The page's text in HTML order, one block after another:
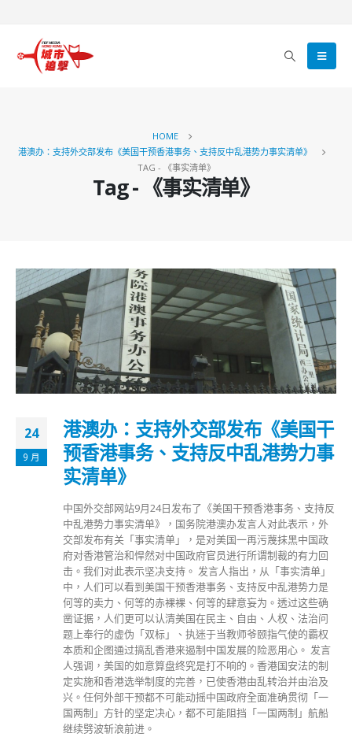
HOME
港澳办：支持外交部发布《美国干预香港事务、支持反中乱港势力事实清单》
TAG -
《事实清单》
Tag - 《事实清单》
24
9 月
港澳办：支持外交部发布《美国干
预香港事务、支持反中乱港势力事
实清单》
中国外交部网站9月24日发布了《美国干预香港事务、支持反
中乱港势力事实清单》，国务院港澳办发言人对此表示，外
交部发布有关「事实清单」，是对美国一再污蔑抹黑中国政
府对香港管治和悍然对中国政府官员进行所谓制裁的有力回
击。我们对此表示坚决支持。 发言人指出，从「事实清单」
中，人们可以看到美国干预香港事务、支持反中乱港势力是
何等的卖力、何等的赤裸裸、何等的肆意妄为。透过这些确
凿证据，人们更可以认清美国在民主、自由、人权、法治问
题上奉行的虚伪「双标」、执迷于当教师爷颐指气使的霸权
本质和企图通过搞乱香港来遏制中国发展的险恶用心。 发言
人强调，美国的如意算盘终究是打不响的。香港国安法的制
定实施和香港选举制度的完善，已使香港由乱转治并由治及
兴。任何外部干预都不可能动摇中国政府全面准确贯彻「一
国两制」方针的坚定决心，都不可能阻挡「一国两制」航船
继续劈波斩浪前进。